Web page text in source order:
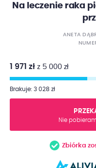
Na leczenie raka
ANETA
1 971 zł z 5 000 zł
Brakuje: 3 028 zł
Nie
Zbiórka